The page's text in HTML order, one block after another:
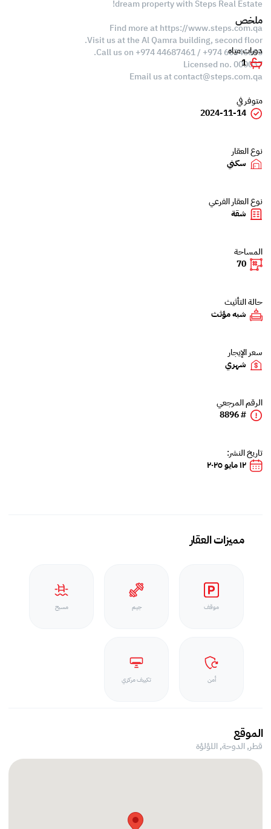
dream property with Steps Real Estate!
Find more at https://www.steps.com.qa
Visit us at the Al Qamra building, second floor.
Call us on +974 44687461 / +974 66346605.
Licensed no. 000037
Email us atcontact@steps.com.qa
ملخص
دورات مياه
1
متوفر في
2024-11-14
نوع العقار
سكني
نوع العقار الفرعي
شقة
المساحة
70
حالة التأثيث
شبه مؤثث
سعر الإيجار
شهري
الرقم المرجعي
# 8896
تاريخ النشر:
١٢ مايو ٢٠٢٥
مميزات العقار
موقف جيم مسبح
أمن تكييف مركزي
الموقع
قطر, الدوحة,اللؤلؤة